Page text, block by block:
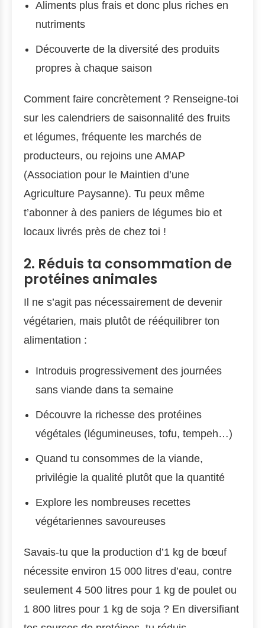
Aliments plus frais et donc plus riches en
nutriments
Découverte de la diversité des produits
propres à chaque saison
Comment faire concrètement ? Renseigne-toi
sur les calendriers de saisonnalité des fruits
et légumes, fréquente les marchés de
producteurs, ou rejoins une AMAP
(Association pour le Maintien d’une
Agriculture Paysanne). Tu peux même
t’abonner à des paniers de légumes bio et
locaux livrés près de chez toi !
2. Réduis ta consommation de
protéines animales
Il ne s’agit pas nécessairement de devenir
végétarien, mais plutôt de rééquilibrer ton
alimentation :
Introduis progressivement des journées
sans viande dans ta semaine
Découvre la richesse des protéines
végétales (légumineuses, tofu, tempeh…)
Quand tu consommes de la viande,
privilégie la qualité plutôt que la quantité
Explore les nombreuses recettes
végétariennes savoureuses
Savais-tu que la production d’1 kg de bœuf
nécessite environ 15 000 litres d’eau, contre
seulement 4 500 litres pour 1 kg de poulet ou
1 800 litres pour 1 kg de soja ? En diversifiant